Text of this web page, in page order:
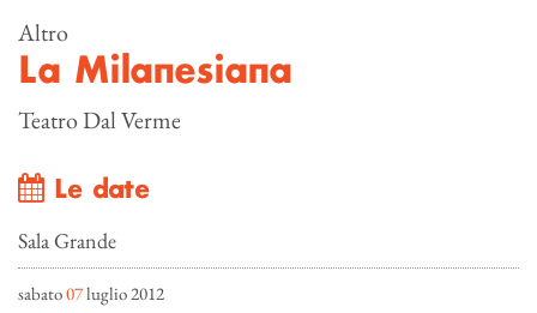
Altro
La Milanesiana
Teatro Dal Verme
Le date
Sala Grande
sabato07luglio 2012